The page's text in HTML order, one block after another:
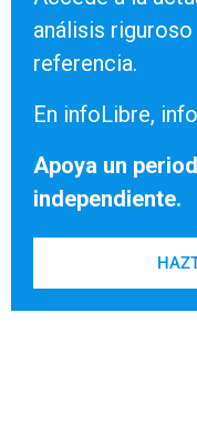
análisis
referencia.
En infoLibre,
Apoya un
independiente.